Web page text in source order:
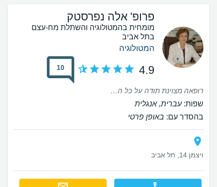
פרופ' אלה נפרסטק
מומחית בהמטולוגיה והשתלת מח-עצם
בתל אביב
המטולוגיה
4.9
10
רופאה מצוינת תודה על כל ההסברים המפורטים אמליץ בחום לכל מטופל שירצה להגיע אליה
שפות:עברית, אנגלית
בהסדר עם: באופן פרטי
ויצמן 14, תל אביב